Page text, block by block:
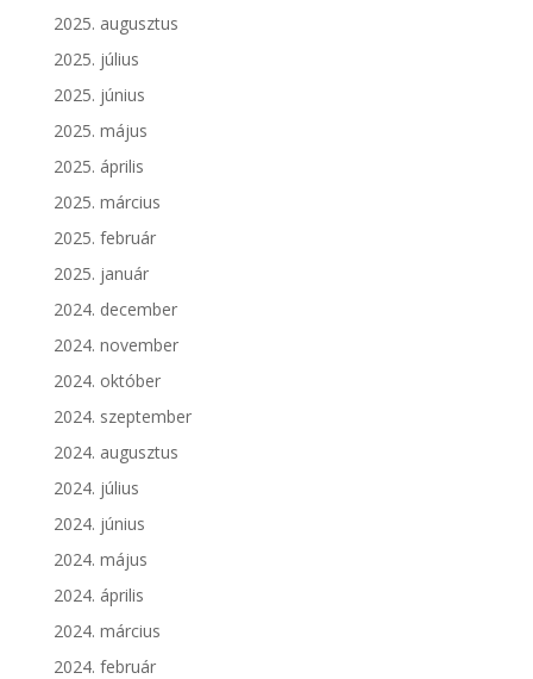
2025. augusztus
2025. július
2025. június
2025. május
2025. április
2025. március
2025. február
2025. január
2024. december
2024. november
2024. október
2024. szeptember
2024. augusztus
2024. július
2024. június
2024. május
2024. április
2024. március
2024. február